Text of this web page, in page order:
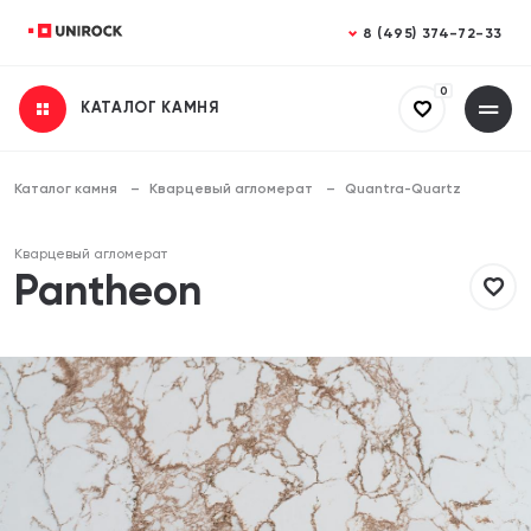
8 (495) 374-72-33
КАТАЛОГ КАМНЯ
0
Каталог камня Кварцевый агломерат Quantra-Quartz
Кварцевый агломерат
Pantheon
Закрыть
Получить консультацию
Email (необязательно)
Закрыть
Заказать расчет
Email (необязательно)